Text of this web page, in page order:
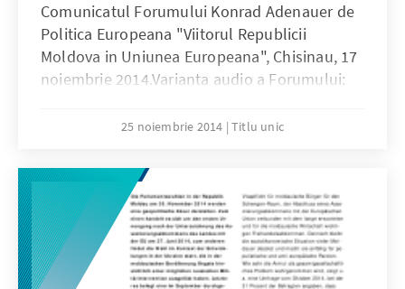
Comunicatul Forumului Konrad Adenauer de
Politica Europeana "Viitorul Republicii
Moldova in Uniunea Europeana", Chisinau, 17
noiembrie 2014.Varianta audio a Forumului:
al domnului Dr. Hans-Gert Pöttering.
25 noiembrie 2014 Titlu unic